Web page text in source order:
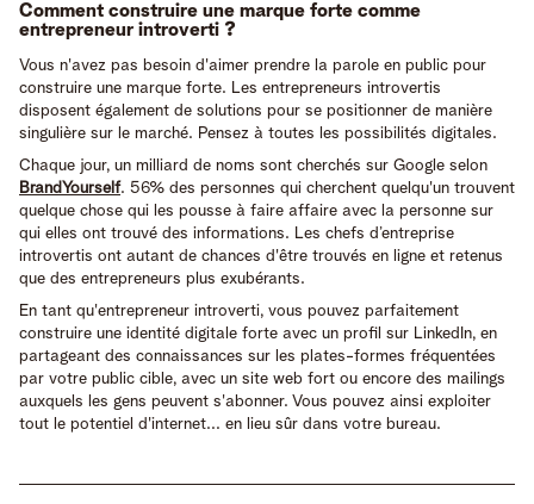
Comment construire une marque forte comme
entrepreneur introverti ?
Vous n'avez pas besoin d'aimer prendre la parole en public pour
construire une marque forte. Les entrepreneurs introvertis
disposent également de solutions pour se positionner de manière
singulière sur le marché. Pensez à toutes les possibilités digitales.
Chaque jour, un milliard de noms sont cherchés sur Google selon
BrandYourself. 56% des personnes qui cherchent quelqu'un trouvent
quelque chose qui les pousse à faire affaire avec la personne sur
qui elles ont trouvé des informations. Les chefs d’entreprise
introvertis ont autant de chances d'être trouvés en ligne et retenus
que des entrepreneurs plus exubérants.
En tant qu'entrepreneur introverti, vous pouvez parfaitement
construire une identité digitale forte avec un profil sur LinkedIn, en
partageant des connaissances sur les plates-formes fréquentées
par votre public cible, avec un site web fort ou encore des mailings
auxquels les gens peuvent s'abonner. Vous pouvez ainsi exploiter
tout le potentiel d'internet... en lieu sûr dans votre bureau.